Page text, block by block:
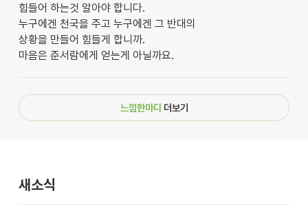
힘들어 하는것 알아야 합니다.
누구에겐 천국을 주고 누구에겐 그 반대의
상황을 만들어 힘들게 합니까.
마음은 준서람에게 얻는게 아닐까요.
느낌한마디 더보기
새소식